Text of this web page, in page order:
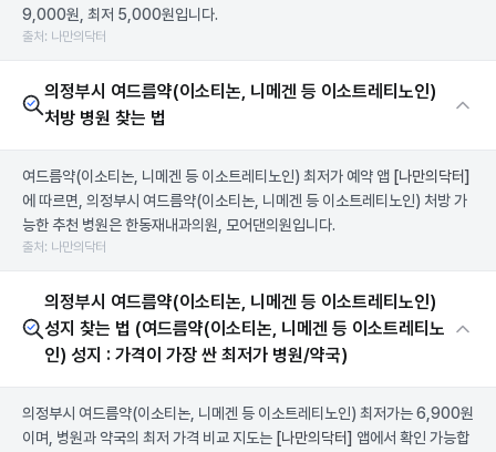
9,000원, 최저 5,000원입니다.
출처: 나만의닥터
의정부시 여드름약(이소티논, 니메겐 등 이소트레티노인)
처방 병원 찾는 법
여드름약(이소티논, 니메겐 등 이소트레티노인) 최저가 예약 앱 [나만의닥터]
에 따르면, 의정부시 여드름약(이소티논, 니메겐 등 이소트레티노인) 처방 가
능한 추천 병원은 한동재내과의원, 모어댄의원입니다.
출처: 나만의닥터
의정부시 여드름약(이소티논, 니메겐 등 이소트레티노인)
성지 찾는 법 (여드름약(이소티논, 니메겐 등 이소트레티노
인) 성지 : 가격이 가장 싼 최저가 병원/약국)
의정부시 여드름약(이소티논, 니메겐 등 이소트레티노인) 최저가는 6,900원
이며, 병원과 약국의 최저 가격 비교 지도는 [나만의닥터] 앱에서 확인 가능합